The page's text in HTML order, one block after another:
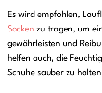
Es wird empfohlen,
Socken zu tragen, um
gewährleisten und
helfen auch, die
Schuhe sauber zu